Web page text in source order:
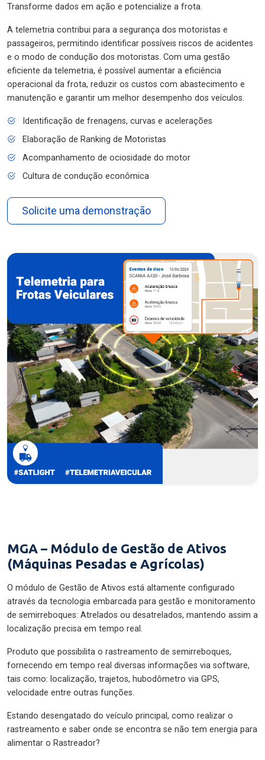
Transforme dados em ação e potencialize a frota.
A telemetria contribui para a segurança dos motoristas e
passageiros, permitindo identificar possíveis riscos de acidentes
e o modo de condução dos motoristas. Com uma gestão
eficiente da telemetria, é possível aumentar a eficiência
operacional da frota, reduzir os custos com abastecimento e
manutenção e garantir um melhor desempenho dos veículos.
Identificação de frenagens, curvas e acelerações
Elaboração de Ranking de Motoristas
Acompanhamento de ociosidade do motor
Cultura de condução econômica
Solicite uma demonstração
MGA – Módulo de Gestão de Ativos
(Máquinas Pesadas e Agrícolas)
O módulo de Gestão de Ativos está altamente configurado
através da tecnologia embarcada para gestão e monitoramento
de semirreboques: Atrelados ou desatrelados, mantendo assim a
localização precisa em tempo real.
Produto que possibilita o rastreamento de semirreboques,
fornecendo em tempo real diversas informações via software,
tais como: localização, trajetos, hubodômetro via GPS,
velocidade entre outras funções.
Estando desengatado do veículo principal, como realizar o
rastreamento e saber onde se encontra se não tem energia para
alimentar o Rastreador?